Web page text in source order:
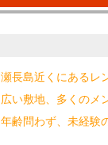
瀬長島近くにあるレ
広い敷地、多くのメ
年齢問わず、未経験